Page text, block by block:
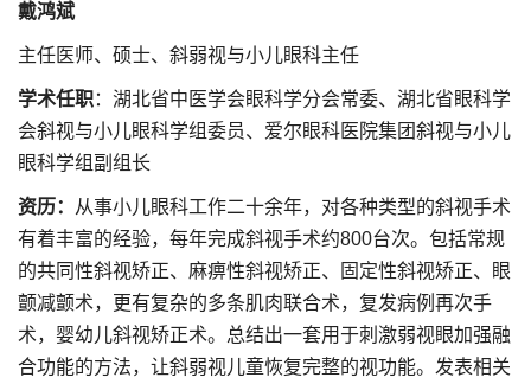
戴鸿斌
主任医师、硕士、斜弱视与小儿眼科主任
学术任职：湖北省中医学会眼科学分会常委、湖北省眼科学
会斜视与小儿眼科学组委员、爱尔眼科医院集团斜视与小儿
眼科学组副组长
资历：
从事小儿眼科工作二十余年，对各种类型的斜视手术
有着丰富的经验，每年完成斜视手术约800台次。包括常规
的共同性斜视矫正、麻痹性斜视矫正、固定性斜视矫正、眼
颤减颤术，更有复杂的多条肌肉联合术，复发病例再次手
术，婴幼儿斜视矫正术。总结出一套用于刺激弱视眼加强融
合功能的方法，让斜弱视儿童恢复完整的视功能。发表相关